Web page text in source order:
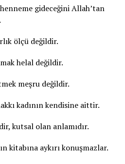
gideceğini Allah’tan
ölçü değildir.
helal değildir.
meşru değildir.
kadının kendisine aittir.
kutsal olan anlamıdır.
kitabına aykırı konuşmazlar.